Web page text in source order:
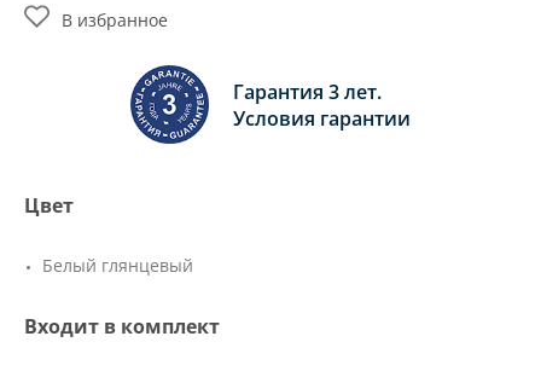
Гарантия 3 лет.
Условия гарантии
В избранное
Цвет
Белый глянцевый
Входит в комплект